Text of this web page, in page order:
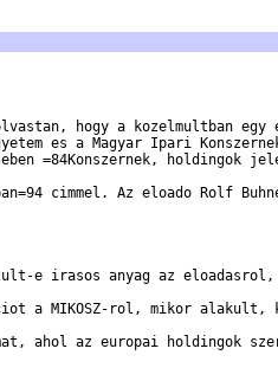
hogy a kozelmultban egy
es a Magyar Ipari
=84Konszernek, holdingok
cimmel. Az eloado Rolf
e irasos anyag az eloadasrol,
a MIKOSZ-rol, mikor alakult,
ahol az europai holdingok